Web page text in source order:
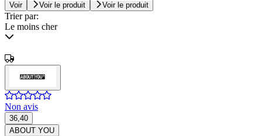
Voir Voir le produit Voir le produit
Trier par:
Le moins cher
Non avis
36,40
ABOUT YOU